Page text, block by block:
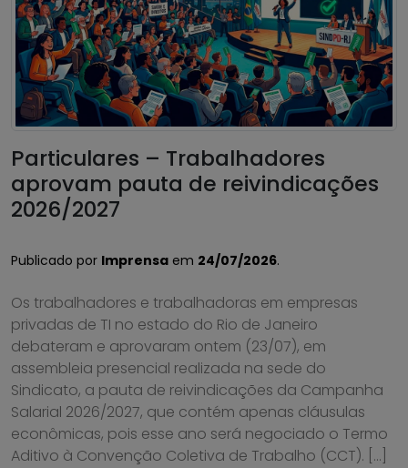
Particulares – Trabalhadores
aprovam pauta de reivindicações
2026/2027
Publicado por Imprensa em 24/07/2026.
Os trabalhadores e trabalhadoras em empresas
privadas de TI no estado do Rio de Janeiro
debateram e aprovaram ontem (23/07), em
assembleia presencial realizada na sede do
Sindicato, a pauta de reivindicações da Campanha
Salarial 2026/2027, que contém apenas cláusulas
econômicas, pois esse ano será negociado o Termo
Aditivo à Convenção Coletiva de Trabalho (CCT). […]